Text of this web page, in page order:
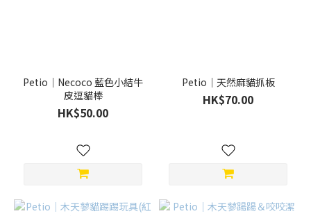
Petio｜Necoco 藍色小結牛
皮逗貓棒
HK$50.00
Petio｜天然麻貓抓板
HK$70.00